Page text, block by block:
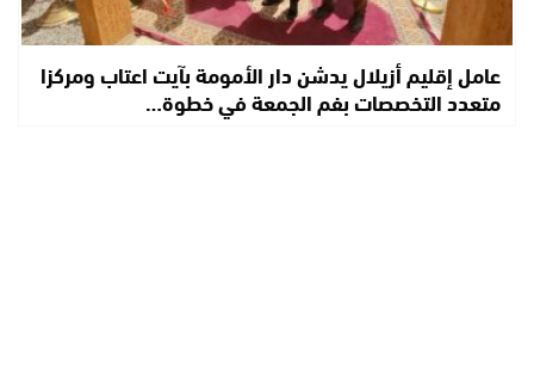
عامل إقليم أزيلال يدشن دار الأمومة بآيت اعتاب ومركزا
متعدد التخصصات بفم الجمعة في خطوة…